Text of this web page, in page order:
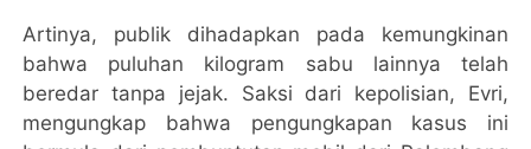
Artinya, publik dihadapkan pada kemungkinan
bahwa puluhan kilogram sabu lainnya telah
beredar tanpa jejak. Saksi dari kepolisian, Evri,
mengungkap bahwa pengungkapan kasus ini